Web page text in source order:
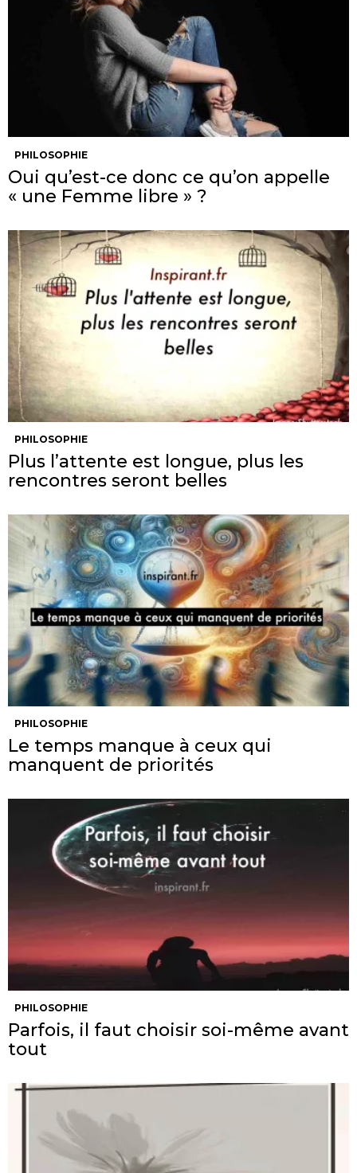
PHILOSOPHIE
Oui qu’est-ce donc ce qu’on appelle
« une Femme libre » ?
PHILOSOPHIE
Plus l’attente est longue, plus les
rencontres seront belles
PHILOSOPHIE
Le temps manque à ceux qui
manquent de priorités
PHILOSOPHIE
Parfois, il faut choisir soi-même avant
tout